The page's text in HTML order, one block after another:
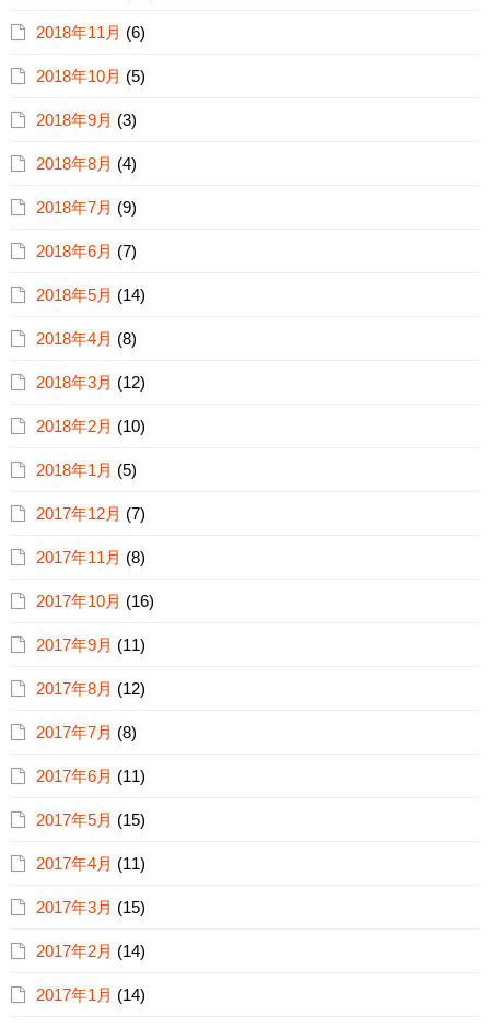
2018年11月 (6)
2018年10月 (5)
2018年9月 (3)
2018年8月 (4)
2018年7月 (9)
2018年6月 (7)
2018年5月 (14)
2018年4月 (8)
2018年3月 (12)
2018年2月 (10)
2018年1月 (5)
2017年12月 (7)
2017年11月 (8)
2017年10月 (16)
2017年9月 (11)
2017年8月 (12)
2017年7月 (8)
2017年6月 (11)
2017年5月 (15)
2017年4月 (11)
2017年3月 (15)
2017年2月 (14)
2017年1月 (14)